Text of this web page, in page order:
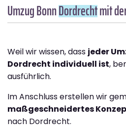
Umzug BonnDordrechtmit
Weil wir wissen, dass jeder
Dordrecht individuell ist,
ausführlich.
Im Anschluss erstellen wir
maßgeschneidertes
nach Dordrecht.